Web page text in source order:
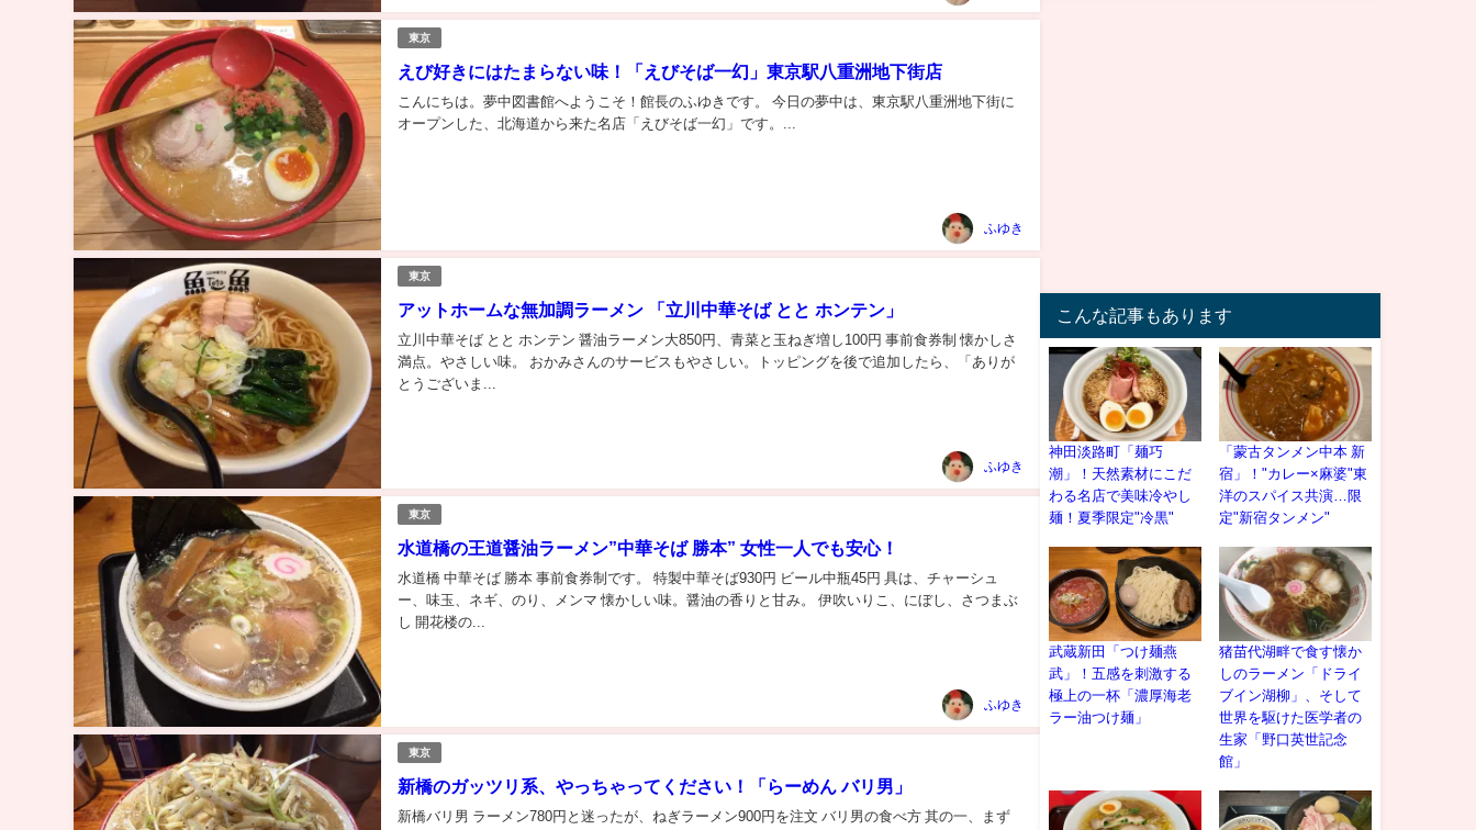
東京
えび好きにはたまらない味！「えびそば一幻」東京駅八重洲地下街店
こんにちは。夢中図書館へようこそ！館長のふゆきです。 今日の夢中は、東京駅八重洲地下街に
オープンした、北海道から来た名店「えびそば一幻」です。...
ふゆき
東京
アットホームな無加調ラーメン 「立川中華そば とと ホンテン」
立川中華そば とと ホンテン 醤油ラーメン大850円、青菜と玉ねぎ増し100円 事前食券制 懐かしさ
満点。やさしい味。 おかみさんのサービスもやさしい。トッピングを後で追加したら、「ありが
とうございま...
ふゆき
東京
水道橋の王道醤油ラーメン”中華そば 勝本” 女性一人でも安心！
水道橋 中華そば 勝本 事前食券制です。 特製中華そば930円 ビール中瓶45円 具は、チャーシュ
ー、味玉、ネギ、のり、メンマ 懐かしい味。醤油の香りと甘み。 伊吹いりこ、にぼし、さつまぶ
し 開花楼の...
ふゆき
東京
新橋のガッツリ系、やっちゃってください！「らーめん バリ男」
新橋バリ男 ラーメン780円と迷ったが、ねぎラーメン900円を注文 バリ男の食べ方 其の一、まず
こんな記事もあります
神田淡路町「麺巧
潮」！天然素材にこだ
わる名店で美味冷やし
麺！夏季限定"冷黒"
「蒙古タンメン中本 新
宿」！"カレー×麻婆"東
洋のスパイス共演…限
定"新宿タンメン"
武蔵新田「つけ麺燕
武」！五感を刺激する
極上の一杯「濃厚海老
ラー油つけ麺」
猪苗代湖畔で食す懐か
しのラーメン「ドライ
ブイン湖柳」、そして
世界を駆けた医学者の
生家「野口英世記念
館」